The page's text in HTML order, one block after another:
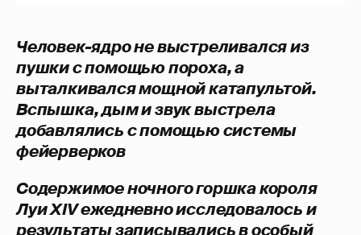
Человек-ядро не выстреливался из
пушки с помощью пороха, а
выталкивался мощной катапультой.
Вспышка, дым и звук выстрела
добавлялись с помощью системы
фейерверков
Содержимое ночного горшка короля
Луи XIV ежедневно исследовалось и
результаты записывались в особый